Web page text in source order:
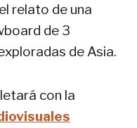
relato de una
de 3
de Asia.
con la